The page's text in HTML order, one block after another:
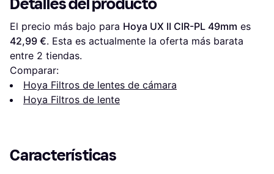
El precio más bajo para Hoya UX II CIR-PL 49mm
42,99 €. Esta es actualmente la oferta más barata
entre 2 tiendas.
Comparar:
Hoya Filtros de lentes de cámara
Hoya Filtros de lente
Características